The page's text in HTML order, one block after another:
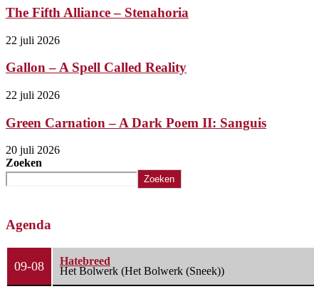
The Fifth Alliance – Stenahoria
22 juli 2026
Gallon – A Spell Called Reality
22 juli 2026
Green Carnation – A Dark Poem II: Sanguis
20 juli 2026
Zoeken
Zoeken
Agenda
09-08
Hatebreed
Het Bolwerk (Het Bolwerk (Sneek))